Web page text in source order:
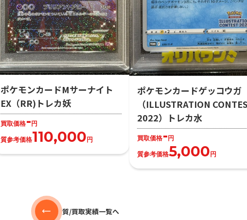
ポケモンカードMサーナイト
EX（RR)トレカ妖
買取価格-円
質参考価格110,000円
ポケモンカードゲッコウガ
（ILLUSTRATION
2022）トレカ水
買取価格-円
質参考価格5,000円
質/買取実績一覧へ